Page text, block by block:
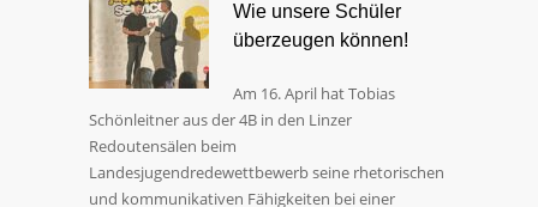
Wie unsere Schüler
überzeugen können!
Am 16. April hat Tobias
Schönleitner aus der 4B in den Linzer
Redoutensälen beim
Landesjugendredewettbewerb seine rhetorischen
und kommunikativen Fähigkeiten bei einer